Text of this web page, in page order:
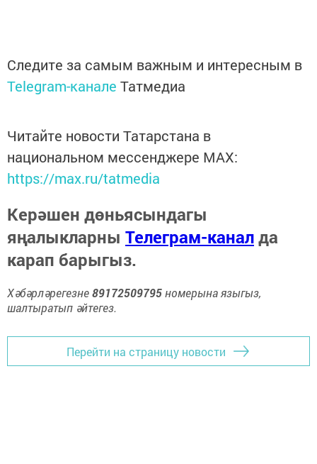
Следите за самым важным и интересным в
Telegram-канале Татмедиа
Читайте новости Татарстана в
национальном мессенджере MАХ:
https://max.ru/tatmedia
Керәшен дөньясындагы
яңалыкларны Телеграм-каналда
карап барыгыз.
Хәбәрләрегезне89172509795номерына языгыз,
шалтыратып әйтегез.
Перейти на страницу новости